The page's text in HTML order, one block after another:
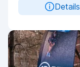
Details